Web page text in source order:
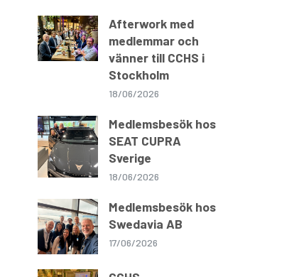
Afterwork med
medlemmar och
vänner till CCHS i
Stockholm
18/06/2026
Medlemsbesök hos
SEAT CUPRA
Sverige
18/06/2026
Medlemsbesök hos
Swedavia AB
17/06/2026